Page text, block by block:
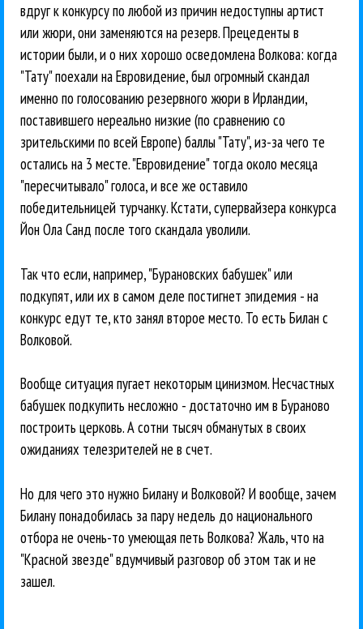
вдруг к конкурсу по любой из причин недоступны артист
или жюри, они заменяются на резерв. Прецеденты в
истории были, и о них хорошо осведомлена Волкова: когда
"Тату" поехали на Евровидение, был огромный скандал
именно по голосованию резервного жюри в Ирландии,
поставившего нереально низкие (по сравнению со
зрительскими по всей Европе) баллы "Тату", из-за чего те
остались на 3 месте. "Евровидение" тогда около месяца
"пересчитывало" голоса, и все же оставило
победительницей турчанку. Кстати, супервайзера конкурса
Йон Ола Санд после того скандала уволили.
Так что если, например, "Бурановских бабушек" или
подкупят, или их в самом деле постигнет эпидемия - на
конкурс едут те, кто занял второе место. То есть Билан с
Волковой.
Вообще ситуация пугает некоторым цинизмом. Несчастных
бабушек подкупить несложно - достаточно им в Бураново
построить церковь. А сотни тысяч обманутых в своих
ожиданиях телезрителей не в счет.
Но для чего это нужно Билану и Волковой? И вообще, зачем
Билану понадобилась за пару недель до национального
отбора не очень-то умеющая петь Волкова? Жаль, что на
"Красной звезде" вдумчивый разговор об этом так и не
зашел.